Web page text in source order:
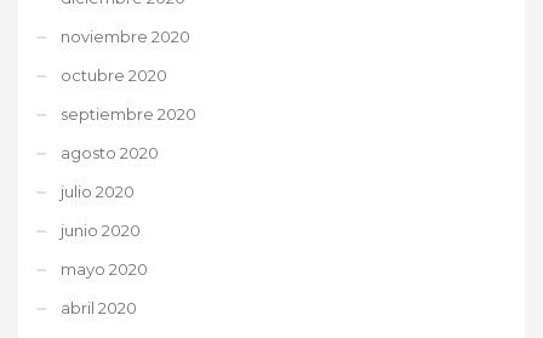
noviembre 2020
octubre 2020
septiembre 2020
agosto 2020
julio 2020
junio 2020
mayo 2020
abril 2020